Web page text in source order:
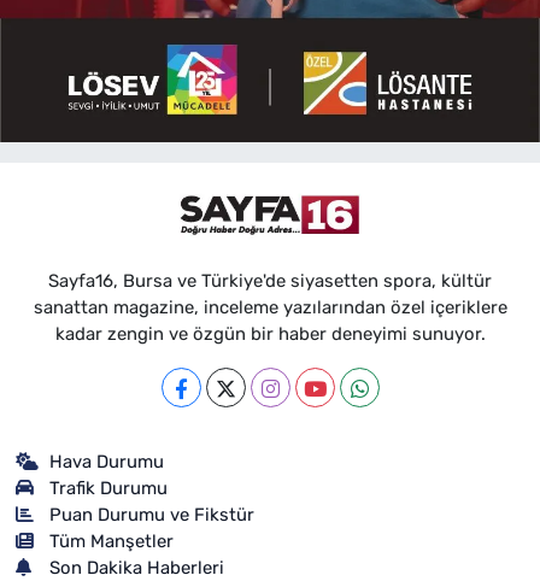
Sayfa16, Bursa ve Türkiye'de siyasetten spora, kültür
sanattan magazine, inceleme yazılarından özel içeriklere
kadar zengin ve özgün bir haber deneyimi sunuyor.
Hava Durumu
Trafik Durumu
Puan Durumu ve Fikstür
Tüm Manşetler
Son Dakika Haberleri